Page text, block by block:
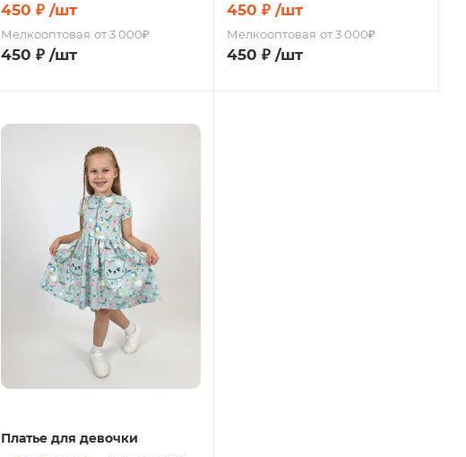
450 ₽ /шт
Мелкооптовая от 3 000₽
450 ₽ /шт
450 ₽ /шт
Мелкооптовая от 3 000₽
450 ₽ /шт
Платье для девочки